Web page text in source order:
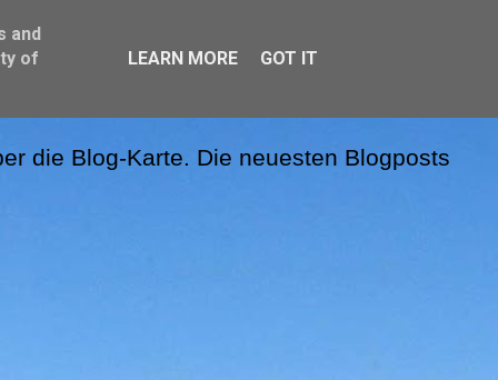
die Blog-Karte. Die neuesten Blogposts
and
of
LEARN MORE GOT IT